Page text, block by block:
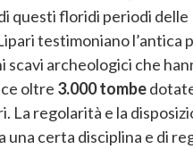
questi floridi periodi delle
testimoniano l’antica
scavi archeologici che
oltre 3.000 tombe
La regolarità e la
una certa disciplina e di